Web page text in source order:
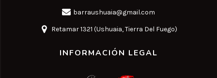
barraushuaia@gmail.com
Retamar 1321 (Ushuaia, Tierra Del Fuego)
INFORMACIÓN LEGAL